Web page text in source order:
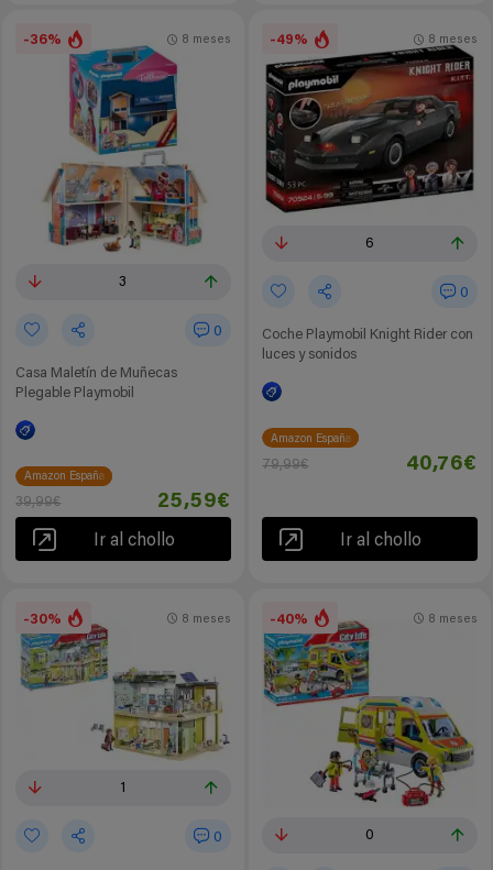
-36%
3
0
Casa Maletín de Muñecas
Plegable Playmobil
8 meses
Amazon España
39,99€ 25,59€
Ir al chollo
-49%
6
0
Coche Playmobil Knight Rider con
luces y sonidos
8 meses
Amazon España
79,99€ 40,76€
Ir al chollo
-30%
1
0
8 meses -40%
0
8 meses